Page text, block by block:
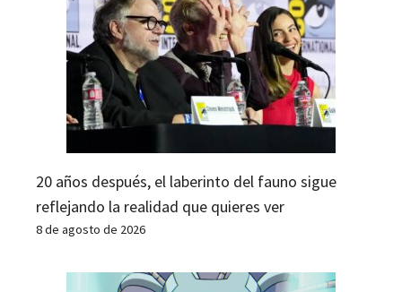
20 años después, el laberinto del fauno sigue
reflejando la realidad que quieres ver
8 de agosto de 2026